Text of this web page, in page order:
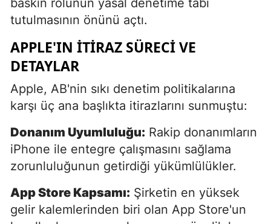
tutulmasının önünü açtı.
APPLE'IN İTIRAZ SÜRECI VE
DETAYLAR
Apple, AB'nin sıkı denetim politikalarına
karşı üç ana başlıkta itirazlarını sunmuştu:
Donanım Uyumluluğu: Rakip donanımların
iPhone ile entegre çalışmasını sağlama
zorunluluğunun getirdiği yükümlülükler.
App Store Kapsamı: Şirketin en yüksek
gelir kalemlerinden biri olan App Store'un